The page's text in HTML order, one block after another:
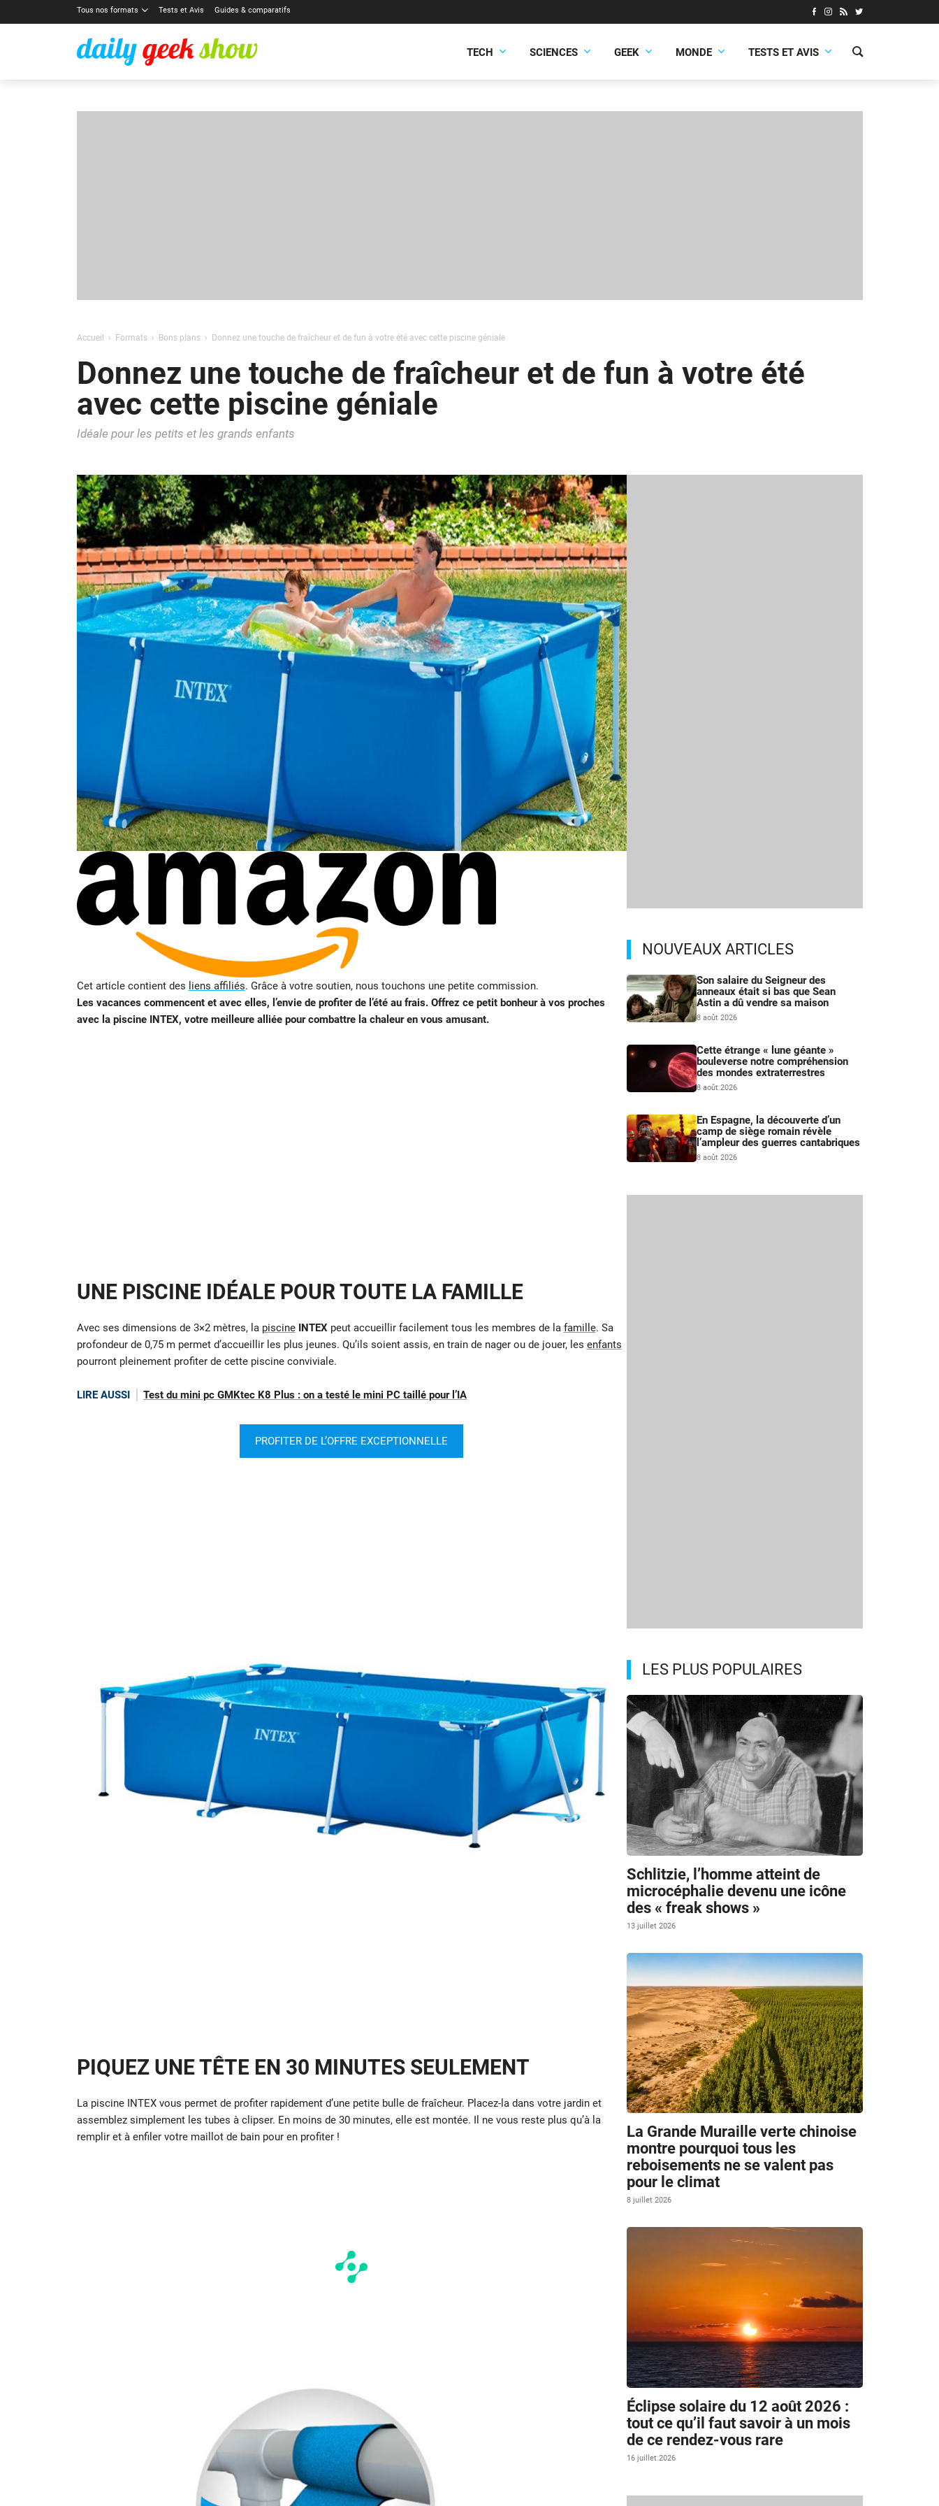
Tous nos formats Tests et Avis Guides & comparatifs
TECH SCIENCES GEEK MONDE TESTS ET AVIS
Accueil Formats Bons plans Donnez une touche de fraîcheur et de fun à votre été avec cette piscine géniale
Donnez une touche de fraîcheur et de fun à votre été
avec cette piscine géniale
Idéale pour les petits et les grands enfants
Cet article contient des liens affiliés. Grâce à votre soutien, nous touchons une petite commission.
Les vacances commencent et avec elles, l’envie de profiter de l’été au frais. Offrez ce petit bonheur à vos proches
avec la piscine INTEX, votre meilleure alliée pour combattre la chaleur en vous amusant.
UNE PISCINE IDÉALE POUR TOUTE LA FAMILLE
Avec ses dimensions de 3×2 mètres, la piscine INTEXpeut accueillir facilement tous les membres de la famille. Sa
profondeur de 0,75 m permet d’accueillir les plus jeunes. Qu’ils soient assis, en train de nager ou de jouer, les enfants
pourront pleinement profiter de cette piscine conviviale.
LIRE AUSSI Test du mini pc GMKtec K8 Plus : on a testé le mini PC taillé pour l’IA
PROFITER DE L’OFFRE EXCEPTIONNELLE
PIQUEZ UNE TÊTE EN 30 MINUTES SEULEMENT
La piscine INTEX vous permet de profiter rapidement d’une petite bulle de fraîcheur. Placez-la dans votre jardin et
assemblez simplement les tubes à clipser. En moins de 30 minutes, elle est montée. Il ne vous reste plus qu’à la
remplir et à enfiler votre maillot de bain pour en profiter !
NOUVEAUX ARTICLES
Son salaire du Seigneur des
anneaux était si bas que Sean
Astin a dû vendre sa maison
8 août 2026
Cette étrange « lune géante »
bouleverse notre compréhension
des mondes extraterrestres
8 août 2026
En Espagne, la découverte d’un
camp de siège romain révèle
l’ampleur des guerres cantabriques
8 août 2026
LES PLUS POPULAIRES
Schlitzie, l’homme atteint de
microcéphalie devenu une icône
des « freak shows »
13 juillet 2026
La Grande Muraille verte chinoise
montre pourquoi tous les
reboisements ne se valent pas
pour le climat
8 juillet 2026
Éclipse solaire du 12 août 2026 :
tout ce qu’il faut savoir à un mois
de ce rendez-vous rare
16 juillet 2026